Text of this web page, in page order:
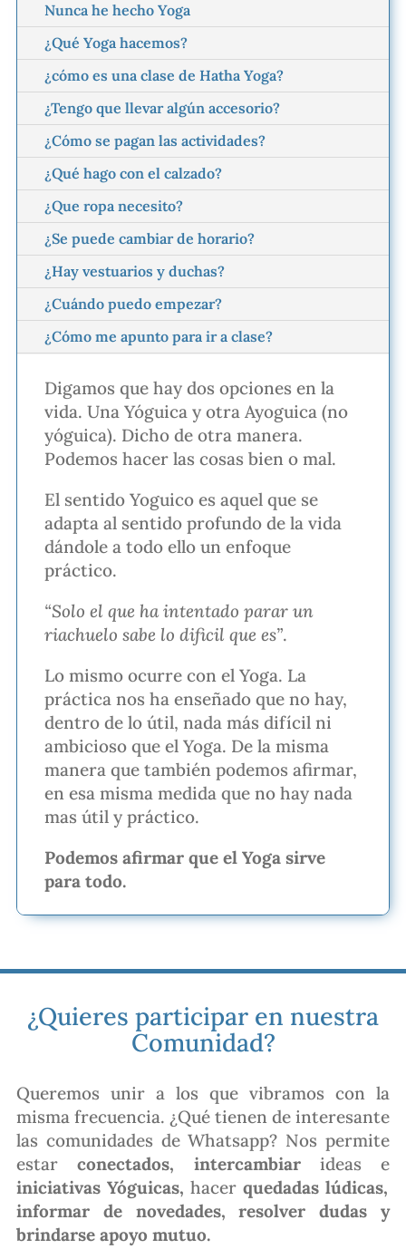
Nunca he hecho Yoga
¿Qué Yoga hacemos?
¿cómo es una clase de Hatha Yoga?
¿Tengo que llevar algún accesorio?
¿Cómo se pagan las actividades?
¿Qué hago con el calzado?
¿Que ropa necesito?
¿Se puede cambiar de horario?
¿Hay vestuarios y duchas?
¿Cuándo puedo empezar?
¿Cómo me apunto para ir a clase?
Digamos que hay dos opciones en la
vida. Una Yóguica y otra Ayoguica (no
yóguica). Dicho de otra manera.
Podemos hacer las cosas bien o mal.
El sentido Yoguico es aquel que se
adapta al sentido profundo de la vida
dándole a todo ello un enfoque
práctico.
“Solo el que ha intentado parar un
riachuelo sabe lo dificil que es”.
Lo mismo ocurre con el Yoga. La
práctica nos ha enseñado que no hay,
dentro de lo útil, nada más difícil ni
ambicioso que el Yoga. De la misma
manera que también podemos afirmar,
en esa misma medida que no hay nada
mas útil y práctico.
Podemos afirmar que el Yoga sirve
para todo.
¿Quieres participar en nuestra
Comunidad?
Queremos unir a los que vibramos con la
misma frecuencia. ¿Qué tienen de interesante
las comunidades de Whatsapp? Nos permite
estarconectados, intercambiar ideas e
iniciativas Yóguicas, hacerquedadas lúdicas,
informar de novedades, resolver dudas y
brindarse apoyo mutuo.